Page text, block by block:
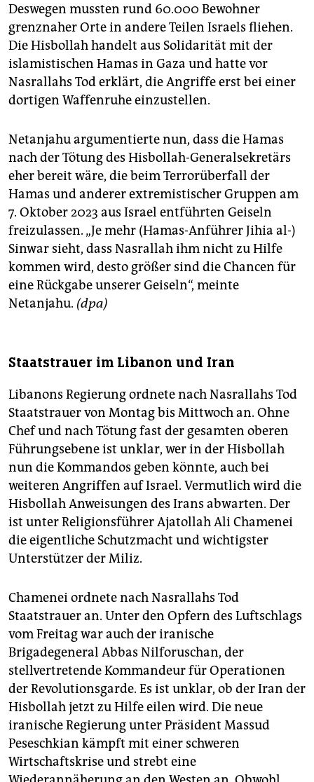
Deswegen mussten rund 60.000 Bewohner
grenznaher Orte in andere Teilen Israels fliehen.
Die Hisbollah handelt aus Solidarität mit der
islamistischen Hamas in Gaza und hatte vor
Nasrallahs Tod erklärt, die Angriffe erst bei einer
dortigen Waffenruhe einzustellen.
Netanjahu argumentierte nun, dass die Hamas
nach der Tötung des Hisbollah-Generalsekretärs
eher bereit wäre, die beim Terrorüberfall der
Hamas und anderer extremistischer Gruppen am
7. Oktober 2023 aus Israel entführten Geiseln
freizulassen. „Je mehr (Hamas-Anführer Jihia al-)
Sinwar sieht, dass Nasrallah ihm nicht zu Hilfe
kommen wird, desto größer sind die Chancen für
eine Rückgabe unserer Geiseln“, meinte
Netanjahu. (dpa)
Staatstrauer im Libanon und Iran
Libanons Regierung ordnete nach Nasrallahs Tod
Staatstrauer von Montag bis Mittwoch an. Ohne
Chef und nach Tötung fast der gesamten oberen
Führungsebene ist unklar, wer in der Hisbollah
nun die Kommandos geben könnte, auch bei
weiteren Angriffen auf Israel. Vermutlich wird die
Hisbollah Anweisungen des Irans abwarten. Der
ist unter Religionsführer Ajatollah Ali Chamenei
die eigentliche Schutzmacht und wichtigster
Unterstützer der Miliz.
Chamenei ordnete nach Nasrallahs Tod
Staatstrauer an. Unter den Opfern des Luftschlags
vom Freitag war auch der iranische
Brigadegeneral Abbas Nilforuschan, der
stellvertretende Kommandeur für Operationen
der Revolutionsgarde. Es ist unklar, ob der Iran der
Hisbollah jetzt zu Hilfe eilen wird. Die neue
iranische Regierung unter Präsident Massud
Peseschkian kämpft mit einer schweren
Wirtschaftskrise und strebt eine